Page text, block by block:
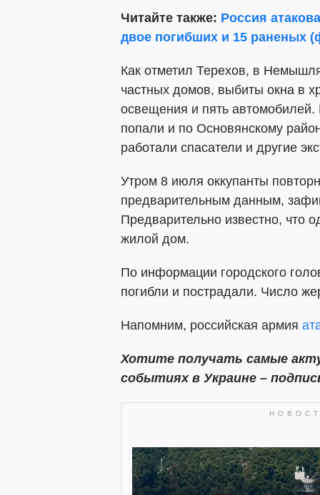
Читайте также: Россия
двое погибших и 15 раненых
Как отметил Терехов, в
частных домов, выбиты окна в
освещения и пять автомобилей.
попали и по Основянскому
работали спасатели и другие
Утром 8 июля оккупанты
предварительным данным,
Предварительно известно, что
жилой дом.
По информации городского
погибли и пострадали. Число
Напомним, российская армия
Хотите получать самые
событиях в Украине –